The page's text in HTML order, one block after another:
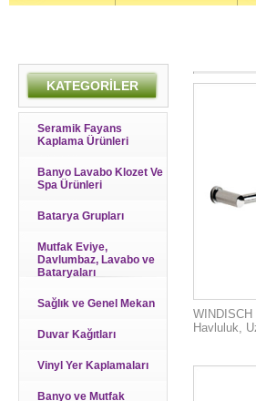
KATEGORİLER
Seramik Fayans
Kaplama Ürünleri
Banyo Lavabo Klozet Ve
Spa Ürünleri
Batarya Grupları
Mutfak Eviye,
Davlumbaz, Lavabo ve
Bataryaları
Sağlık ve Genel Mekan
Duvar Kağıtları
Vinyl Yer Kaplamaları
Banyo ve Mutfak
WINDISCH
Havluluk,